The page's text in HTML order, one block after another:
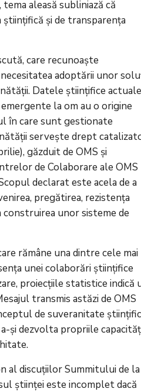
aleasă subliniază că
și de transparența
care recunoaște
adoptării unor
Datele științifice
la om au o origine
în care sunt gestionate
servește drept
găzduit de OMS și
de Colaborare ale OMS
declarat este acela de a
pregătirea, rezistența
unor sisteme de
rămâne una dintre cele mai
unei colaborări științifice
proiecțiile statistice indică
transmis astăzi de OMS
de suveranitate
și dezvolta propriile
al discuțiilor Summitului de la
științei este incomplet dacă